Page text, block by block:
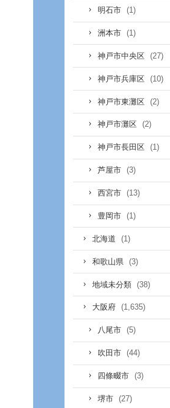
明石市 (1)
洲本市 (1)
神戸市中央区 (27)
神戸市兵庫区 (10)
神戸市東灘区 (2)
神戸市灘区 (2)
神戸市長田区 (1)
芦屋市 (3)
西宮市 (13)
豊岡市 (1)
北海道 (1)
和歌山県 (3)
地域未分類 (38)
大阪府 (1,635)
八尾市 (5)
吹田市 (44)
四條畷市 (3)
堺市 (27)